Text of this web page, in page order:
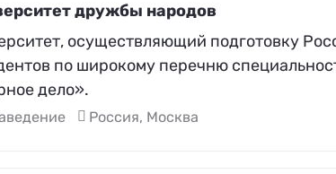
дружбы народов
осуществляющий подготовку
по широкому перечню
дело».
Россия, Москва